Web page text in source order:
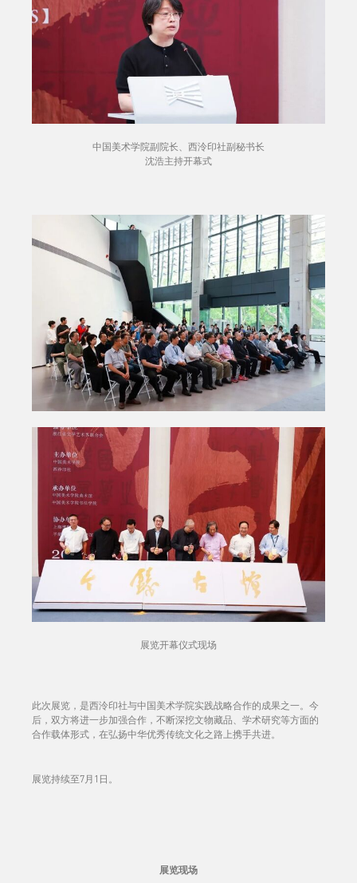
中国美术学院副院长、西泠印社副秘书长
沈浩主持开幕式
展览开幕仪式现场
此次展览，是西泠印社与中国美术学院实践战略合作的成果之一。今
后，双方将进一步加强合作，不断深挖文物藏品、学术研究等方面的
合作载体形式，在弘扬中华优秀传统文化之路上携手共进。
展览持续至7月1日。
展览现场